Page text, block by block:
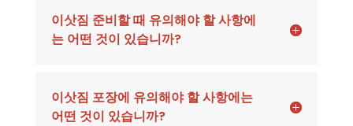
이삿짐 준비할 때 유의해야 할 사항에
는 어떤 것이 있습니까?
이삿짐 포장에 유의해야 할 사항에는
어떤 것이 있습니까?